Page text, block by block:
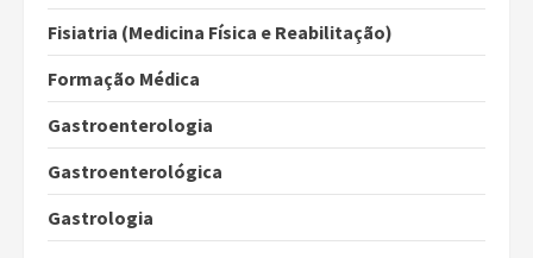
Fisiatria (Medicina Física e Reabilitação)
Formação Médica
Gastroenterologia
Gastroenterológica
Gastrologia